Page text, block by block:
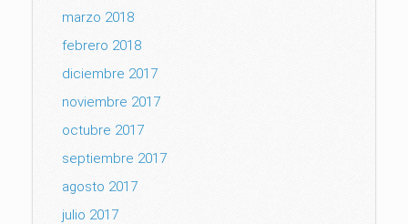
marzo 2018
febrero 2018
diciembre 2017
noviembre 2017
octubre 2017
septiembre 2017
agosto 2017
julio 2017